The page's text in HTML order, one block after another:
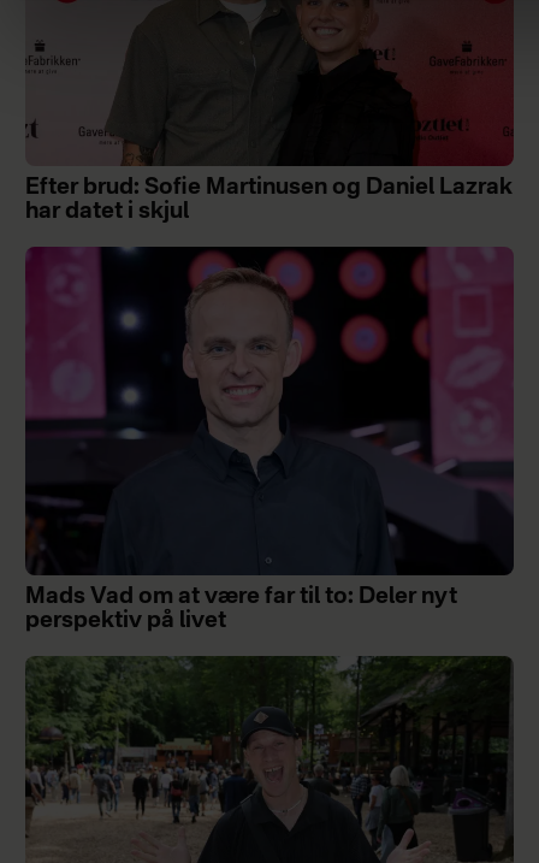
Efter brud: Sofie Martinusen og Daniel Lazrak
har datet i skjul
Mads Vad om at være far til to: Deler nyt
perspektiv på livet